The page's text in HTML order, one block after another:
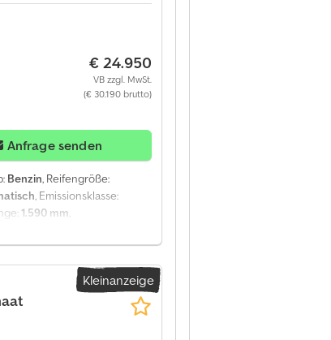
Sitzplätze: 3,
Informationen Türenzahl: 1
Aezti I Ueatjck Achse
Leergewicht: 2.550 kg
geprüft bis 07.2027 Zustand
401 € im Monat
€ 24.950
VB zzgl. MwSt.
(€ 30.190 brutto)
Anfrage senden
Benzin, Reifengröße:
, Emissionsklasse:
1.590 mm,
Fensterheberregelung, =
-
kg, Eigengewicht: 1364
Art der Kabine:
Spiegel,
Kleinanzeige